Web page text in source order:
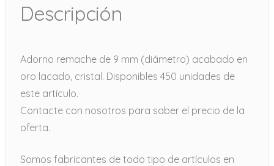
Descripción
Adorno remache de 9 mm (diámetro) acabado en
oro lacado, cristal. Disponibles 450 unidades de
este artículo.
Contacte con nosotros para saber el precio de la
oferta.
Somos fabricantes de todo tipo de artículos en